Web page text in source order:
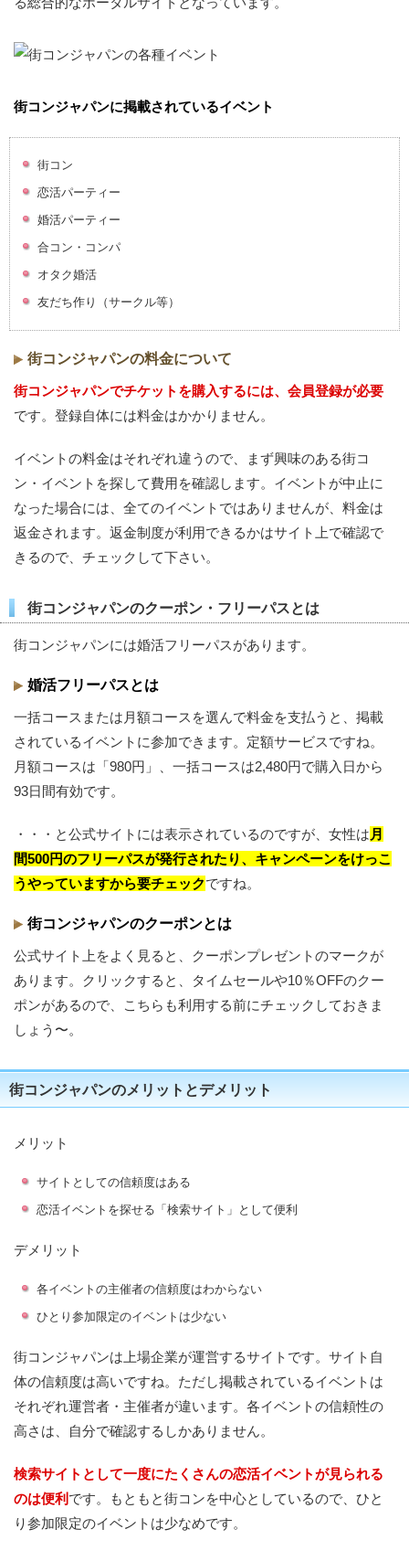
街コンジャパンに掲載されているイベント
街コン
恋活パーティー
婚活パーティー
合コン・コンパ
オタク婚活
友だち作り（サークル等）
街コンジャパンの料金について
街コンジャパンでチケットを購入するには、会員登録が必要
です。登録自体には料金はかかりません。
イベントの料金はそれぞれ違うので、まず興味のある街コ
ン・イベントを探して費用を確認します。イベントが中止に
なった場合には、全てのイベントではありませんが、料金は
返金されます。返金制度が利用できるかはサイト上で確認で
きるので、チェックして下さい。
街コンジャパンのクーポン・フリーパスとは
街コンジャパンには婚活フリーパスがあります。
婚活フリーパスとは
一括コースまたは月額コースを選んで料金を支払うと、掲載
されているイベントに参加できます。定額サービスですね。
月額コースは「980円」、一括コースは2,480円で購入日から
93日間有効です。
・・・と公式サイトには表示されているのですが、女性は 月
間500円のフリーパスが発行されたり、キャンペーンをけっこ
うやっていますから要チェックですね。
街コンジャパンのクーポンとは
公式サイト上をよく見ると、クーポンプレゼントのマークが
あります。クリックすると、タイムセールや10％OFFのクー
ポンがあるので、こちらも利用する前にチェックしておきま
しょう〜。
街コンジャパンのメリットとデメリット
メリット
サイトとしての信頼度はある
恋活イベントを探せる「検索サイト」として便利
デメリット
各イベントの主催者の信頼度はわからない
ひとり参加限定のイベントは少ない
街コンジャパンは上場企業が運営するサイトです。サイト自
体の信頼度は高いですね。ただし掲載されているイベントは
それぞれ運営者・主催者が違います。各イベントの信頼性の
高さは、自分で確認するしかありません。
検索サイトとして一度にたくさんの恋活イベントが見られる
のは便利 です。もともと街コンを中心としているので、ひと
り参加限定のイベントは少なめです。